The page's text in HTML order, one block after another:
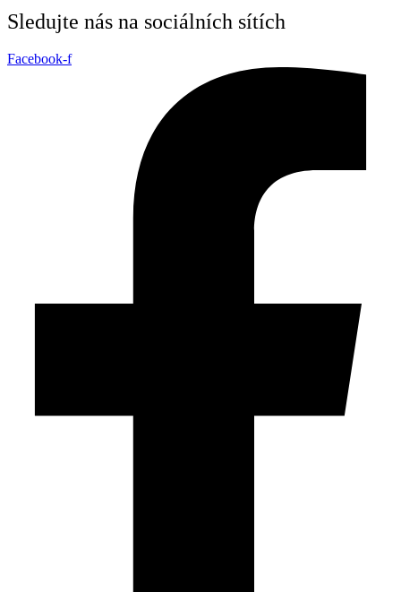
Sledujte nás na sociálních sítích
Facebook-f